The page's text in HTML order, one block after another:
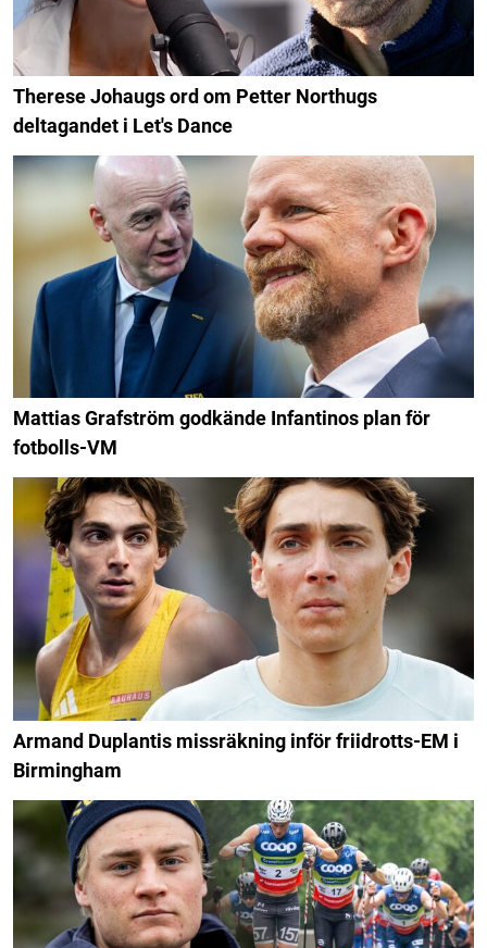
Therese Johaugs ord om Petter Northugs
deltagandet i Let's Dance
Mattias Grafström godkände Infantinos plan för
fotbolls-VM
Armand Duplantis missräkning inför friidrotts-EM i
Birmingham